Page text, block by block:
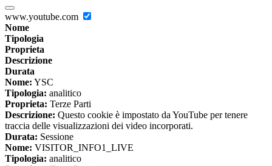
www.youtube.com
Nome
Tipologia
Proprieta
Descrizione
Durata
Nome: YSC
Tipologia: analitico
Proprieta: Terze Parti
Descrizione: Questo cookie è impostato da YouTube per tenere
traccia delle visualizzazioni dei video incorporati.
Durata: Sessione
Nome: VISITOR_INFO1_LIVE
Tipologia: analitico